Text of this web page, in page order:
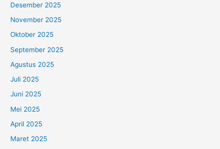
Desember 2025
November 2025
Oktober 2025
September 2025
Agustus 2025
Juli 2025
Juni 2025
Mei 2025
April 2025
Maret 2025